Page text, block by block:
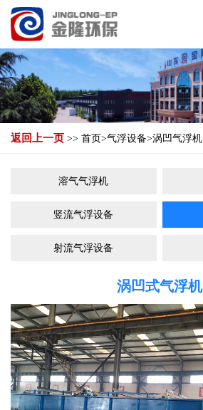
返回上一页 >> 首页>气浮设备>涡凹气浮机
溶气气浮机
竖流气浮设备
射流气浮设备
涡凹式气浮机